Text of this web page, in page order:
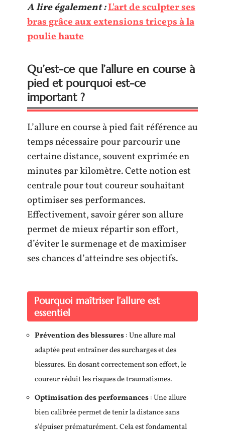
A lire également :L'art de sculpter ses
bras grâce aux extensions triceps à la
poulie haute
Qu’est-ce que l’allure en course à
pied et pourquoi est-ce
important ?
L’allure en course à pied fait référence au
temps nécessaire pour parcourir une
certaine distance, souvent exprimée en
minutes par kilomètre. Cette notion est
centrale pour tout coureur souhaitant
optimiser ses performances.
Effectivement, savoir gérer son allure
permet de mieux répartir son effort,
d’éviter le surmenage et de maximiser
ses chances d’atteindre ses objectifs.
Pourquoi maîtriser l’allure est
essentiel
Prévention des blessures: Une allure mal
adaptée peut entraîner des surcharges et des
blessures. En dosant correctement son effort, le
coureur réduit les risques de traumatismes.
Optimisation des performances: Une allure
bien calibrée permet de tenir la distance sans
s’épuiser prématurément. Cela est fondamental